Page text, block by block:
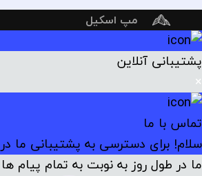
مپ اسکیل
پشتیبانی آنلاین
×
تماس با ما
سلام! برای دسترسی به پشتیبانی ما
ما در طول روز به نوبت به تمام پیام